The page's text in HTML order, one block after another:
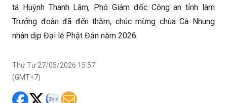
tá Huỳnh Thanh Lâm, Phó Giám đốc Công an tỉnh làm
Trưởng đoàn đã đến thăm, chúc mừng chùa Cà Nhung
nhân dịp Đại lễ Phật Đản năm 2026.
Thứ Tư 27/05/2026 15:57
(GMT+7)